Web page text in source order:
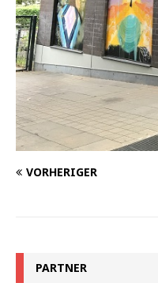
VORHERIGER
PARTNER